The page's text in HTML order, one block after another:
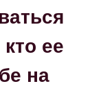
ее
на